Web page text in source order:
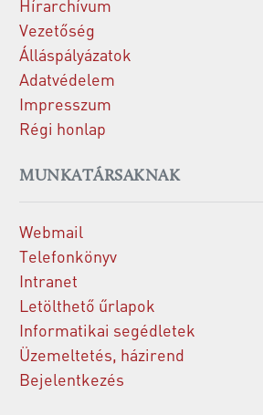
Hírarchívum
Vezetőség
Álláspályázatok
Adatvédelem
Impresszum
Régi honlap
MUNKATÁRSAKNAK
Webmail
Telefonkönyv
Intranet
Letölthető űrlapok
Informatikai segédletek
Üzemeltetés, házirend
Bejelentkezés